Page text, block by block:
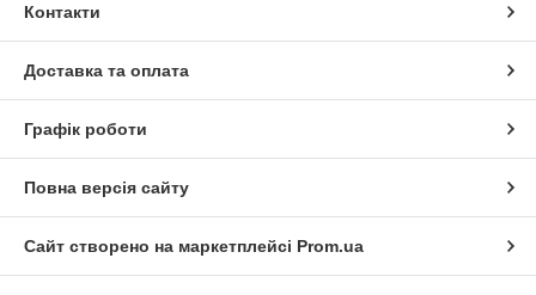
Контакти
Доставка та оплата
Графік роботи
Повна версія сайту
Сайт створено на маркетплейсі Prom.ua